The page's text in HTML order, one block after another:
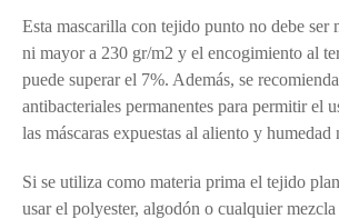
Esta mascarilla con tejido punto no debe ser
ni mayor a 230 gr/m2 y el encogimiento al
puede superar el 7%. Además, se
antibacteriales permanentes para permitir el
las máscaras expuestas al aliento y humedad
Si se utiliza como materia prima el tejido
usar el polyester, algodón o cualquier mezcla